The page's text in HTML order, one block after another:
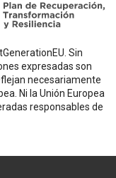
Sin
expresadas son
necesariamente
Ni la Unión Europea
responsables de